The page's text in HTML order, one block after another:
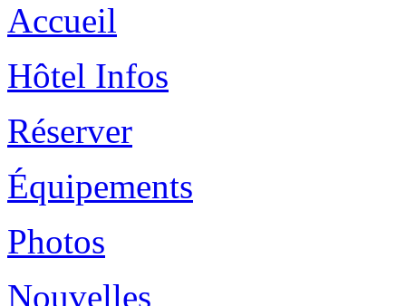
Accueil
Hôtel Infos
Réserver
Équipements
Photos
Nouvelles